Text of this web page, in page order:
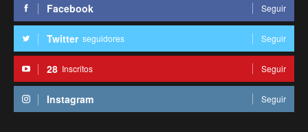
Facebook Seguir
Twitter seguidores Seguir
28 Inscritos Seguir
Instagram Seguir